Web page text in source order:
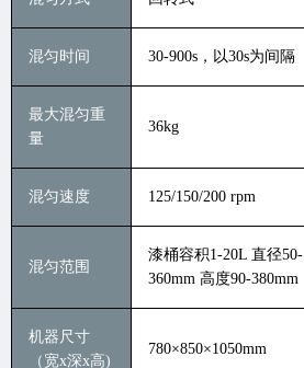
混匀时间 30-900s，以30s为间隔
最大混匀重
量
36kg
混匀速度 125/150/200 rpm
混匀范围
漆桶容积1-20L 直径50-
360mm 高度90-380mm
机器尺寸
（宽x深x高)
780×850×1050mm